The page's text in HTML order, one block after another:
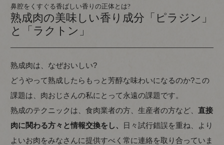
鼻腔をくすぐる香ばしい香りの正体とは?
熟成肉の美味しい香り成分「ピラジン」
と「ラクトン」
熟成肉は、なぜおいしい?
どうやって熟成したらもっと芳醇な味わいになるのか?この
課題は、肉おじさんの私にとって永遠の課題です。
熟成のテクニックは、食肉業者の方、生産者の方など、直接
肉に関わる方々と情報交換をし、
日々試行錯誤を重ね、より
よいお肉をみなさんに提供すべく常に連絡を取り合っていま